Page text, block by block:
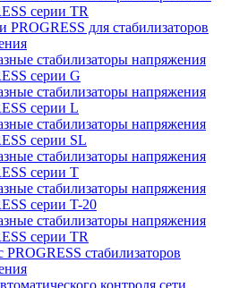
серии TR
PROGRESS для стабилизаторов
стабилизаторы напряжения
серии G
стабилизаторы напряжения
серии L
стабилизаторы напряжения
серии SL
стабилизаторы напряжения
серии T
стабилизаторы напряжения
серии T-20
стабилизаторы напряжения
серии TR
PROGRESS стабилизаторов
контроля сети